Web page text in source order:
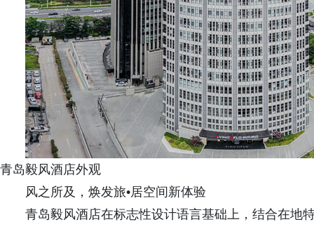
青岛毅风酒店外观
风之所及，焕发旅•居空间新体验
青岛毅风酒店在标志性设计语言基础上，结合在地